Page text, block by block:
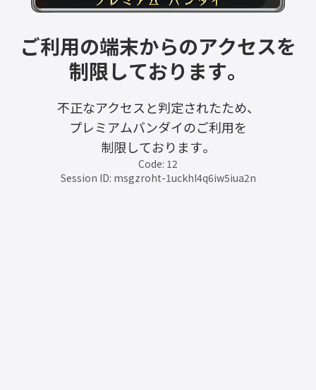
ご利用の端末からのアクセスを
制限しております。
不正なアクセスと判定されたため、
プレミアムバンダイのご利用を
制限しております。
Code: 12
Session ID: msgzroht-1uckhl4q6iw5iua2n